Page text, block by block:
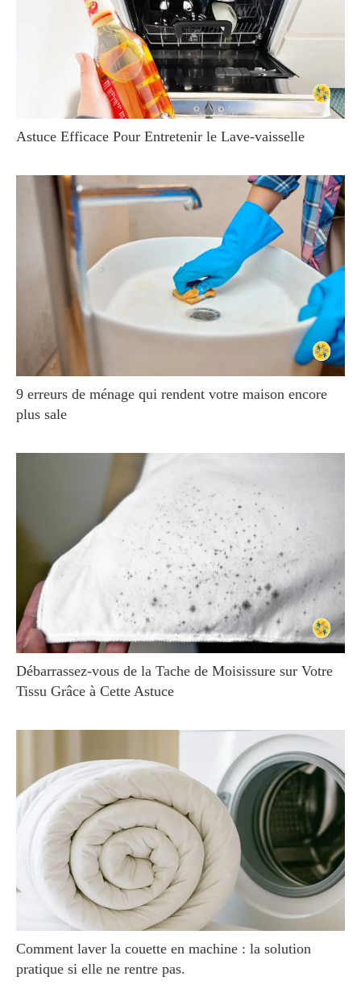
Astuce Efficace Pour Entretenir le Lave-vaisselle
9 erreurs de ménage qui rendent votre maison encore
plus sale
Débarrassez-vous de la Tache de Moisissure sur Votre
Tissu Grâce à Cette Astuce
Comment laver la couette en machine : la solution
pratique si elle ne rentre pas.